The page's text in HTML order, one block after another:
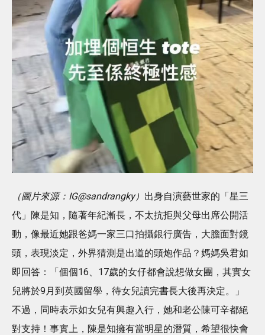
（圖片來源：IG@sandrangky） 出身自演藝世家的「星三
代」陳是知，隨著年紀漸長，不太抗拒與父母出席公開活
動，像最近她跟爸媽一家三口拍攝銀行廣告，大膽面對鏡
頭，表現淡定，外界猜測是出道的頭炮作品？媽媽吳君如
即回答：「個個16、17歲的女仔都會說想做女團，其實女
兒將於9月到英國留學，待女兒讀完書長大後再決定。」
不過，同時表示如女兒有興趣入行，她和老公陳可辛都絕
對支持！事實上，陳是知擁有當明星的潛質，希望很快會